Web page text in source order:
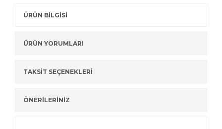
ÜRÜN BİLGİSİ
ÜRÜN YORUMLARI
TAKSİT SEÇENEKLERİ
ÖNERİLERİNİZ